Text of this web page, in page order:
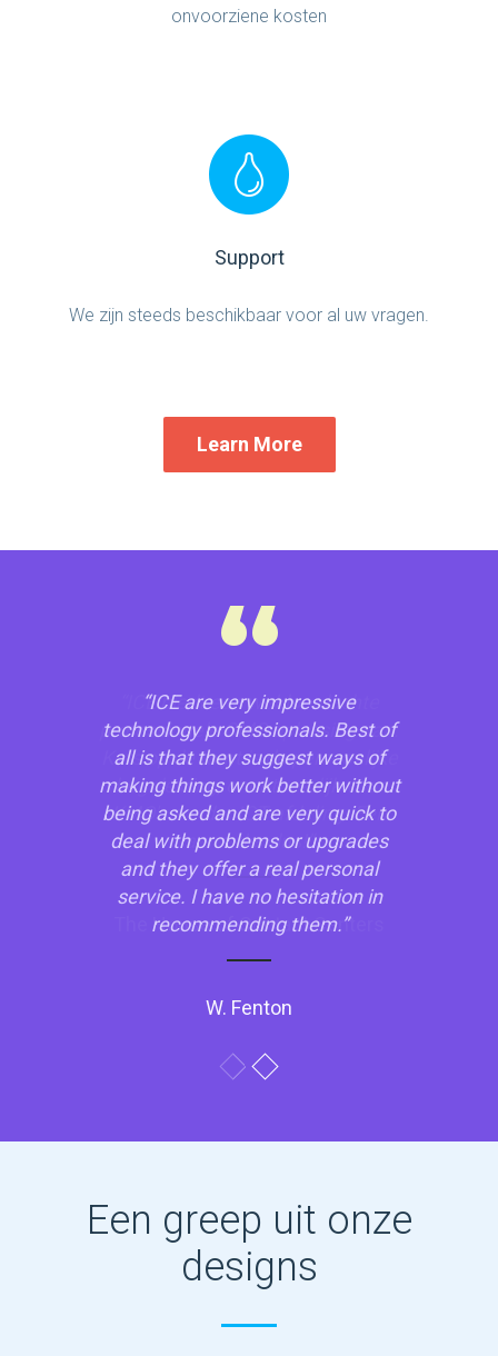
onvoorziene kosten
Support
We zijn steeds beschikbaar voor al uw vragen.
Learn More
“
“ICE are very impressive
technology professionals. Best of
all is that they suggest ways of
making things work better without
being asked and are very quick to
deal with problems or upgrades
and they offer a real personal
service. I have no hesitation in
recommending them.”
W. Fenton
Een greep uit onze
designs